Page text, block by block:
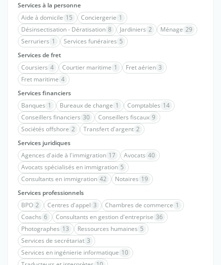
Services à la personne
Aide à domicile 15 Conciergerie 1
Désinsectisation - Dératisation 8 Jardiniers 2 Ménage 29
Serruriers 1 Services funéraires 5
Services de fret
Coursiers 4 Courtier maritime 1 Fret aérien 3
Fret maritime 4
Services financiers
Banques 1 Bureaux de change 1 Comptables 14
Conseillers financiers 30 Conseillers fiscaux 9
Sociétés offshore 2 Transfert d'argent 2
Services juridiques
Agences d'aide à l'immigration 17 Avocats 40
Avocats spécialisés en immigration 5
Consultants en immigration 42 Notaires 19
Services professionnels
BPO 2 Centres d'appel 3 Chambres de commerce 1
Coachs 6 Consultants en gestion d'entreprise 36
Photographes 13 Ressources humaines 5
Services de secrétariat 3
Services en ingénierie informatique 10